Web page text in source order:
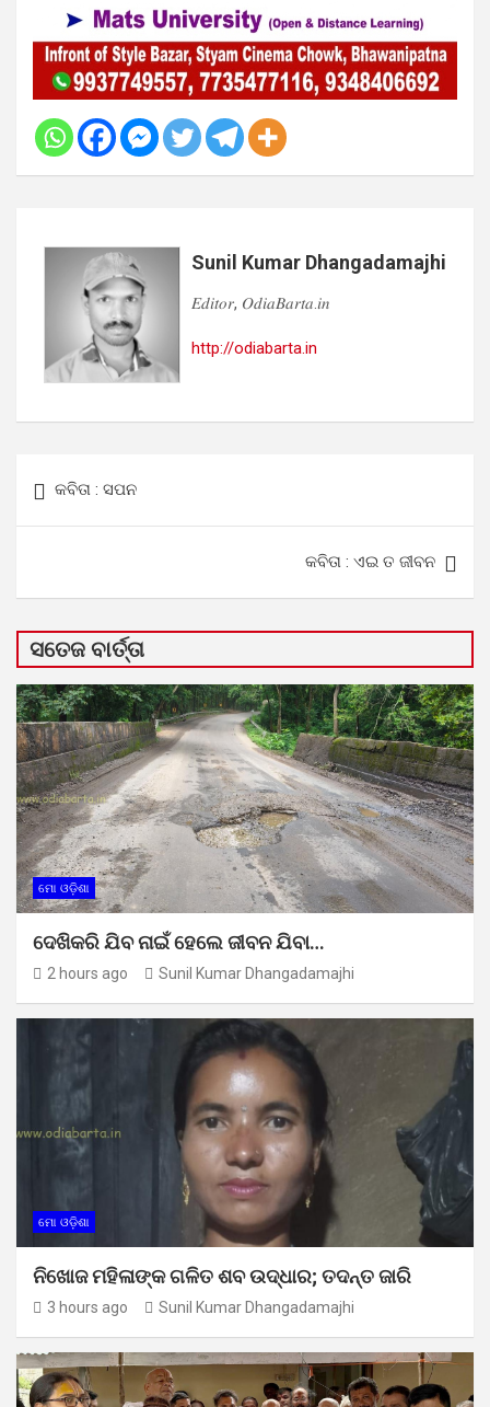
Sunil Kumar Dhangadamajhi
𝐸𝑑𝑖𝑡𝑜𝑟, 𝑂𝑑𝑖𝑎𝐵𝑎𝑟𝑡𝑎.𝑖𝑛
http://odiabarta.in
navigation
କବିତା : ସପନ
କବିତା : ଏଇ ତ ଜୀବନ
ସତେଜ ବାର୍ତ୍ତା
ମୋ ଓଡ଼ିଶା
ଦେଖିକରି ଯିବ ନାଇଁ ହେଲେ ଜୀବନ ଯିବା…
2 hours ago Sunil Kumar Dhangadamajhi
ମୋ ଓଡ଼ିଶା
ନିଖୋଜ ମହିଳାଙ୍କ ଗଳିତ ଶବ ଉଦ୍ଧାର; ତଦନ୍ତ ଜାରି
3 hours ago Sunil Kumar Dhangadamajhi